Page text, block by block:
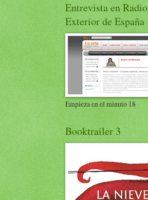
Entrevista en Radio
Exterior de España
Empieza en el minuto 18
Booktrailer 3